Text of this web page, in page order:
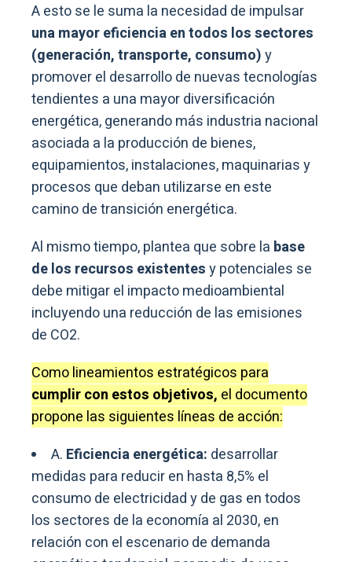
A esto se le suma la necesidad de impulsar
una mayor eficiencia en todos los sectores
(generación, transporte, consumo)y
promover el desarrollo de nuevas tecnologías
tendientes a una mayor diversificación
energética, generando más industria nacional
asociada a la producción de bienes,
equipamientos, instalaciones, maquinarias y
procesos que deban utilizarse en este
camino de transición energética.
Al mismo tiempo, plantea que sobre la base
de los recursos existentesy potenciales se
debe mitigar el impacto medioambiental
incluyendo una reducción de las emisiones
de CO2.
Como lineamientos estratégicos para
cumplir con estos objetivos, el documento
propone las siguientes líneas de acción:
A. Eficiencia energética: desarrollar
medidas para reducir en hasta 8,5% el
consumo de electricidad y de gas en todos
los sectores de la economía al 2030, en
relación con el escenario de demanda